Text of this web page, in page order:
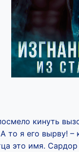
кинуть
то я его вырву! –
это имя.